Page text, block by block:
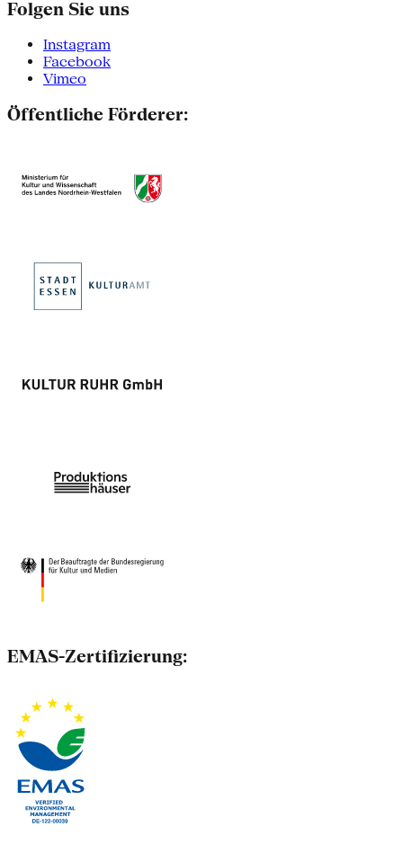
Folgen Sie uns
Instagram
Facebook
Vimeo
Öffentliche Förderer:
EMAS-Zertifizierung: